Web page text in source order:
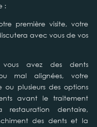
:
première visite, votre
avec vous de vos
avez des dents
mal alignées, votre
plusieurs des options
avant le traitement
dentaire,
des dents et la